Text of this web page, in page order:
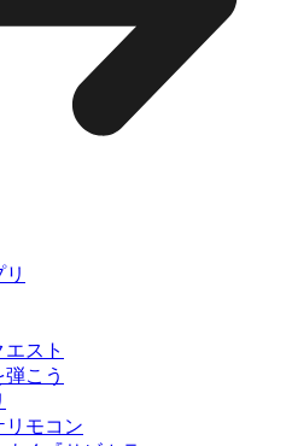
スト
こう
リモコン